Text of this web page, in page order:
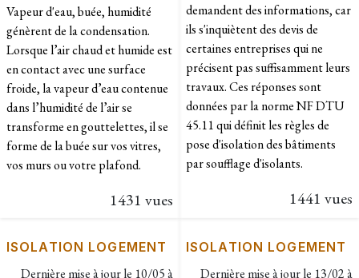
Vapeur d'eau, buée, humidité
génèrent de la condensation.
Lorsque l’air chaud et humide est
en contact avec une surface
froide, la vapeur d’eau contenue
dans l’humidité de l’air se
transforme en gouttelettes, il se
forme de la buée sur vos vitres,
vos murs ou votre plafond.
1431 vues
demandent des informations, car
ils s'inquiètent des devis de
certaines entreprises qui ne
précisent pas suffisamment leurs
travaux. Ces réponses sont
données par la norme NF DTU
45.11 qui définit les règles de
pose d'isolation des bâtiments
par soufflage d'isolants.
1441 vues
ISOLATION LOGEMENT
Dernière mise à jour le 10/05 à
ISOLATION LOGEMENT
Dernière mise à jour le 13/02 à